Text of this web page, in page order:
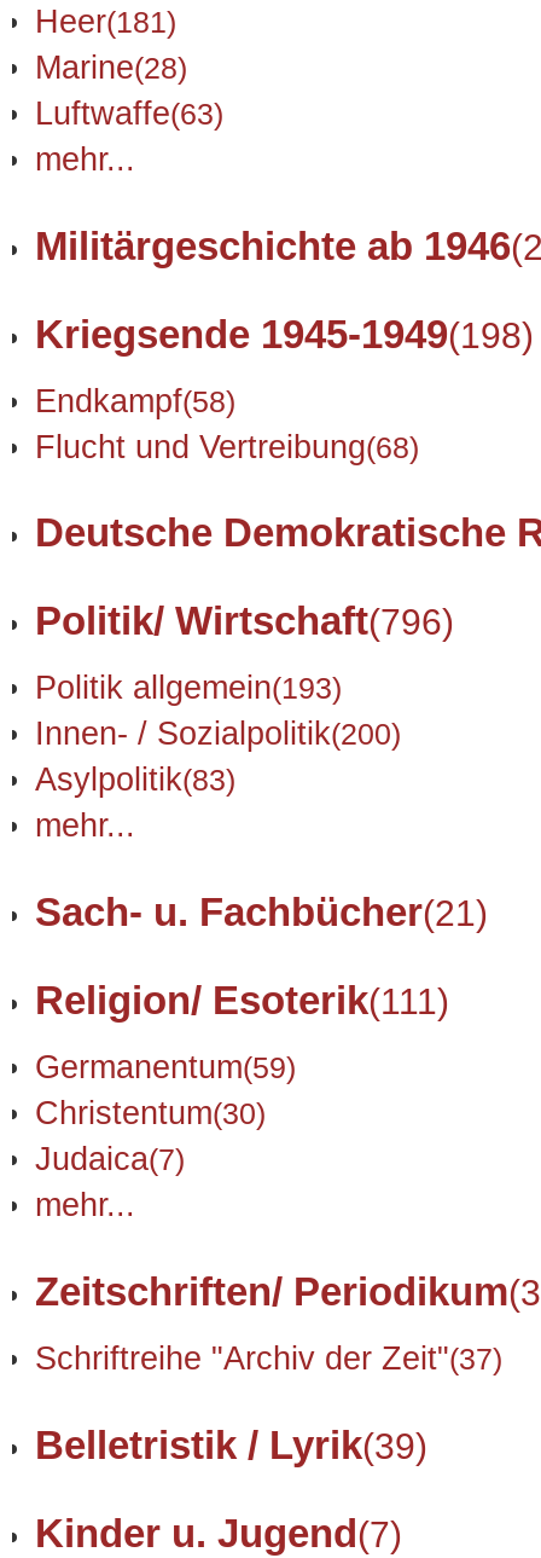
Heer(181)
Marine(28)
Luftwaffe(63)
mehr...
Militärgeschichte ab 1946
Kriegsende 1945-1949(198)
Endkampf(58)
Flucht und Vertreibung(68)
Deutsche Demokratische
Politik/ Wirtschaft(796)
Politik allgemein(193)
Innen- / Sozialpolitik(200)
Asylpolitik(83)
mehr...
Sach- u. Fachbücher(21)
Religion/ Esoterik(111)
Germanentum(59)
Christentum(30)
Judaica(7)
mehr...
Zeitschriften/ Periodikum
Schriftreihe "Archiv der Zeit"(37)
Belletristik / Lyrik(39)
Kinder u. Jugend(7)